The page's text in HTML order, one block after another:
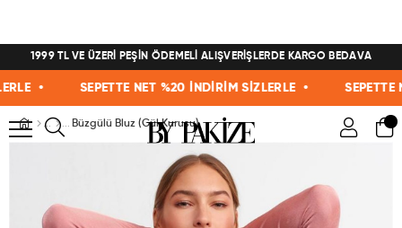
1999 TL VE ÜZERİ PEŞİN ÖDEMELİ ALIŞVERİŞLERDE KARGO BEDAVA
• SEPETTE NET %20 İNDİRİM SİZLERLE • SEPETTE
Büzgülü Bluz (Gül Kurusu)